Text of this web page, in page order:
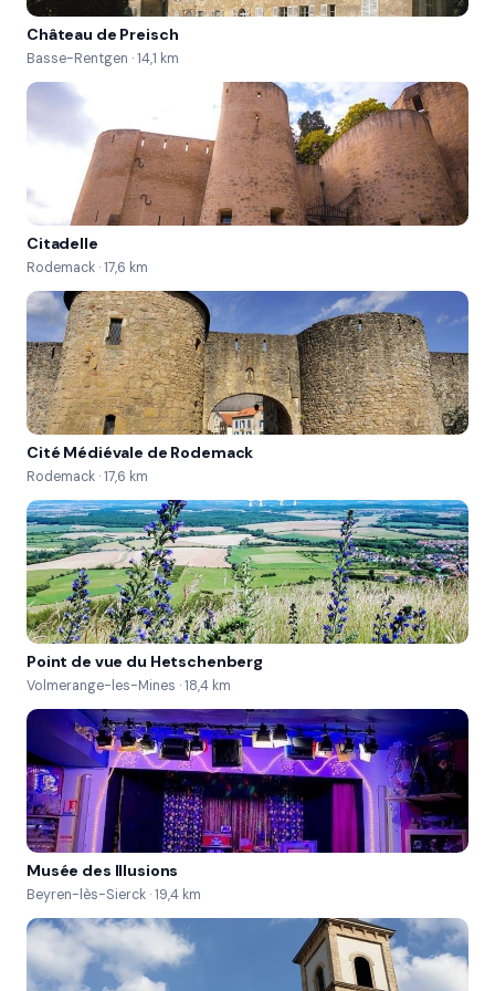
Estèphe - Château Haut-Marbuzet Châteauneuf-
du-Pape - Domaine du Vieux Télégraphe -
Télégramme Stúrovo (Slovaquie) - Château Bela
(Egon Müller) Mercurey 1er cru Champs Martin -
Domaine Theulot Juillot
Château de Preisch
Basse-Rentgen · 14,1 km
Citadelle
Rodemack · 17,6 km
Cité Médiévale de Rodemack
Rodemack · 17,6 km
Point de vue du Hetschenberg
Volmerange-les-Mines · 18,4 km
Musée des Illusions
Beyren-lès-Sierck · 19,4 km